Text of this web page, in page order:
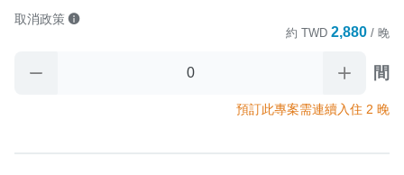
取消政策
約 TWD 2,880 / 晚
間
預訂此專案需連續入住 2 晚